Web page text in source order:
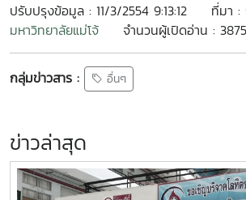
ปรับปรุงข้อมูล : 11/3/2554 9:13:12 ที่มา :
มหาวิทยาลัยแม่โจ้
จำนวนผู้เปิดอ่าน : 3875
กลุ่มข่าวสาร : อื่นๆ
ข่าวล่าสุด